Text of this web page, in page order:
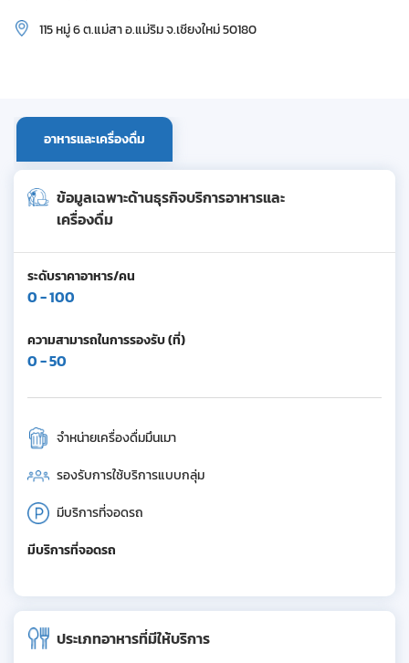
115 หมู่ 6 ต.แม่สา อ.แม่ริม จ.เชียงใหม่ 50180
อาหารและเครื่องดื่ม
ข้อมูลเฉพาะด้านธุรกิจบริการอาหารและ
เครื่องดื่ม
ระดับราคาอาหาร/คน
0 - 100
ความสามารถในการรองรับ (ที่)
0 - 50
จำหน่ายเครื่องดื่มมึนเมา
รองรับการใช้บริการแบบกลุ่ม
มีบริการที่จอดรถ
มีบริการที่จอดรถ
ประเภทอาหารที่มีให้บริการ